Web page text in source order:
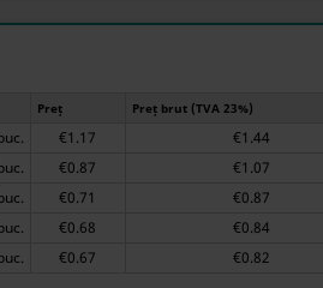
Preț Preț brut (TVA 23%)
buc. €1.17
€1.44
buc.
€0.87
€1.07
buc.
€0.71
€0.87
buc.
€0.68
€0.84
buc.
€0.67 €0.82